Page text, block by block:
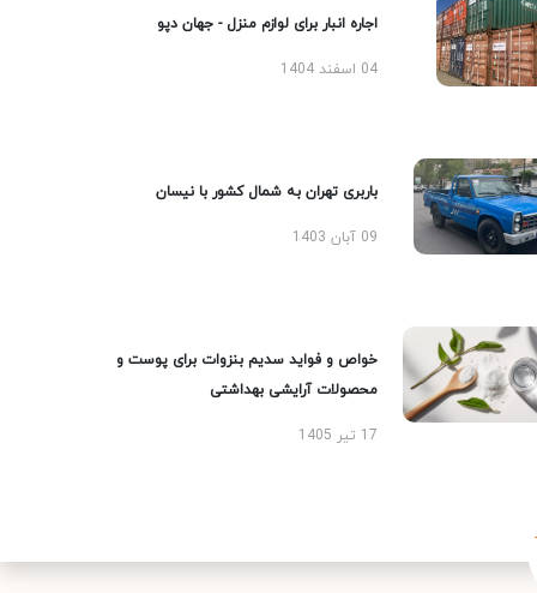
اجاره انبار برای لوازم منزل - جهان دپو
04 اسفند 1404
باربری تهران به شمال کشور با نیسان
09 آبان 1403
خواص و فواید سدیم بنزوات برای پوست و
محصولات آرایشی بهداشتی
17 تیر 1405